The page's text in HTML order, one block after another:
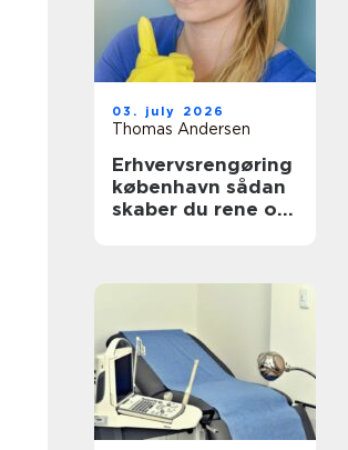
03. july 2026
Thomas Andersen
Erhvervsrengøring
københavn sådan
skaber du rene og